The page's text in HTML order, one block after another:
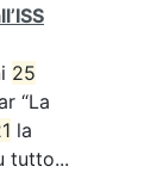
25
“La
la
tutto...